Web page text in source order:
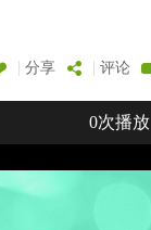
| 分享 | 评论
0次播放